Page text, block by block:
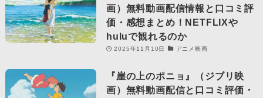
画）無料動画配信情報と口コミ評
価・感想まとめ！NETFLIXや
huluで観れるのか
2025年11月10日 アニメ映画
『崖の上のポニョ』（ジブリ映
画）無料動画配信と口コミ評価・